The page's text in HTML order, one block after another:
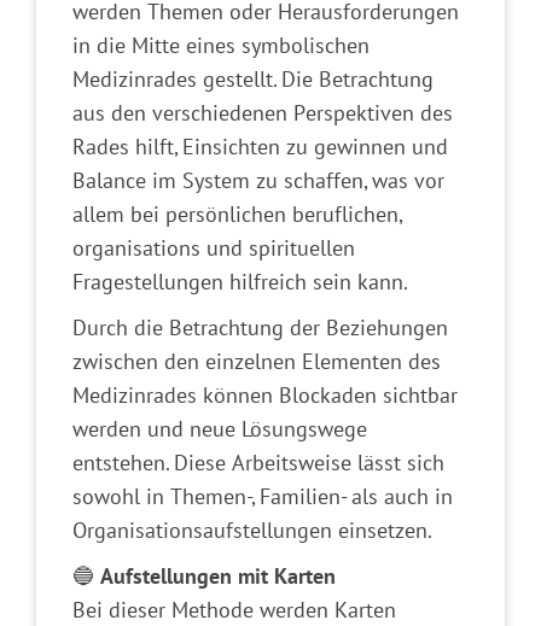
werden Themen oder Herausforderungen
in die Mitte eines symbolischen
Medizinrades gestellt. Die Betrachtung
aus den verschiedenen Perspektiven des
Rades hilft, Einsichten zu gewinnen und
Balance im System zu schaffen, was vor
allem bei persönlichen beruflichen,
organisations und spirituellen
Fragestellungen hilfreich sein kann.
Durch die Betrachtung der Beziehungen
zwischen den einzelnen Elementen des
Medizinrades können Blockaden sichtbar
werden und neue Lösungswege
entstehen. Diese Arbeitsweise lässt sich
sowohl in Themen-, Familien- als auch in
Organisationsaufstellungen einsetzen.
🔵 Aufstellungen mit Karten
Bei dieser Methode werden Karten